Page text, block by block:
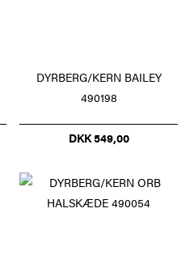
DYRBERG/KERN BAILEY
490198
DKK 549,00